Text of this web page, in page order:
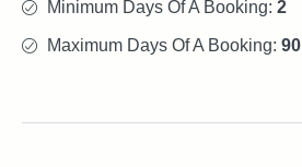
Minimum Days Of A Booking: 2
Maximum Days Of A Booking: 90